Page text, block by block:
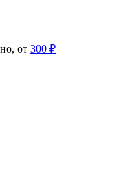
от 300 ₽